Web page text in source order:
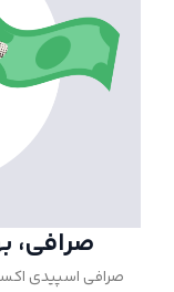
صرافی،
صرافی اسپیدی